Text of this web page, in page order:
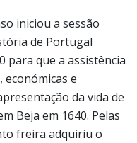
iniciou a sessão
de Portugal
para que a assistência
económicas e
da vida de
Beja em 1640. Pelas
freira adquiriu o